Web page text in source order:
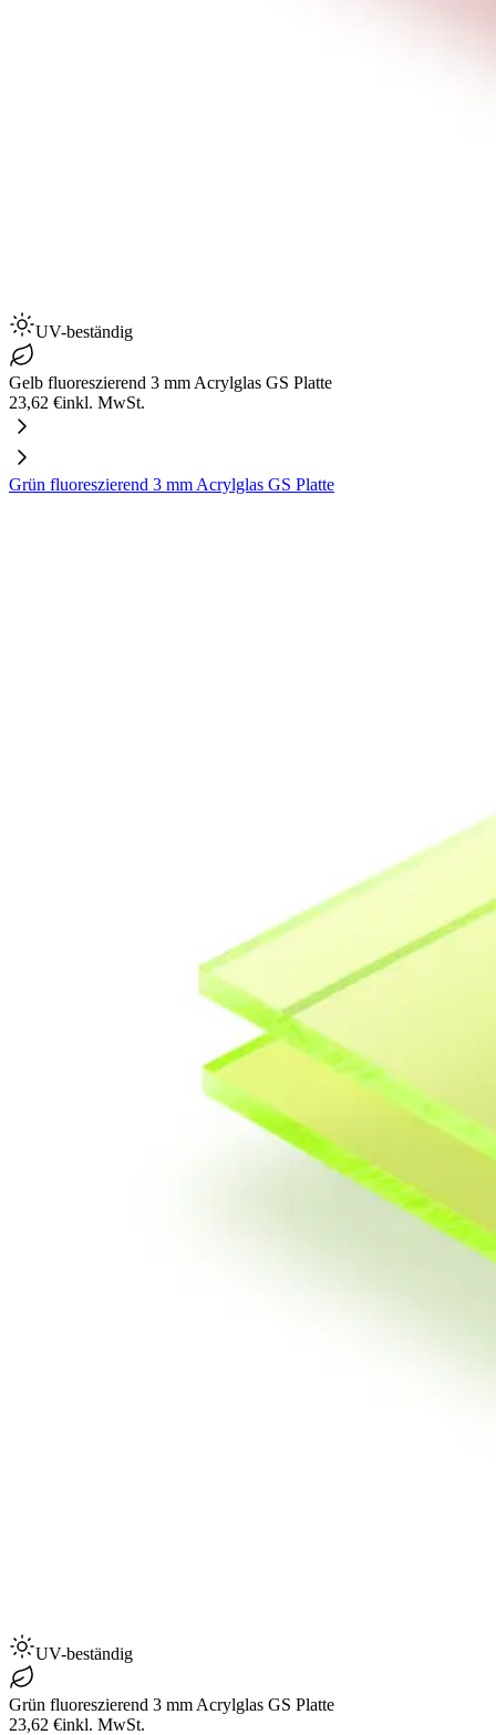
UV-beständig
Gelb fluoreszierend 3 mm Acrylglas GS Platte
23,62 €inkl. MwSt.
Grün fluoreszierend 3 mm Acrylglas GS Platte
UV-beständig
Grün fluoreszierend 3 mm Acrylglas GS Platte
23,62 €inkl. MwSt.